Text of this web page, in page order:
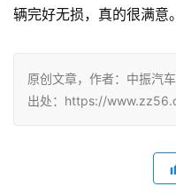
辆完好无损，真的很满意。
原创文章，作者：中振汽
出处：https://